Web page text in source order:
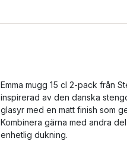
Emma mugg 15 cl 2-pack från
inspirerad av den danska
glasyr med en matt finish som
Kombinera gärna med andra
enhetlig dukning.